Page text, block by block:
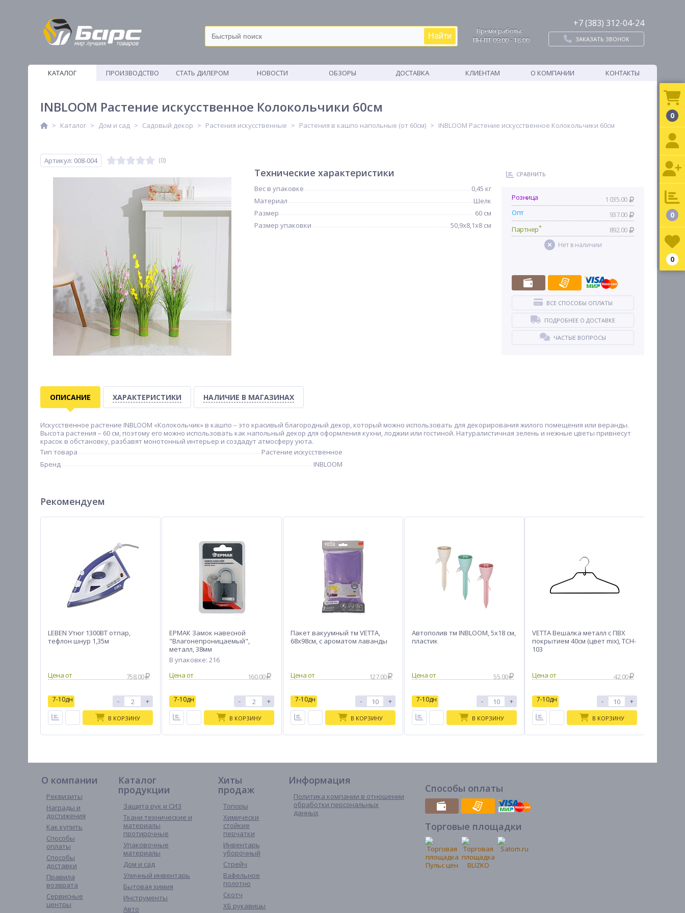
Найти
Время работы:
ПН-ПТ 09:00 - 18:00
+7 (383) 312-04-24
ЗАКАЗАТЬ ЗВОНОК
КАТАЛОГ
ПРОИЗВОДСТВО
СТАТЬ ДИЛЕРОМ НОВОСТИ ОБЗОРЫ ДОСТАВКА КЛИЕНТАМ О КОМПАНИИ КОНТАКТЫ
INBLOOM Растение искусственное Колокольчики 60см
Каталог Дом и сад Садовый декор Растения искусственные Растения в кашпо напольные (от 60см) INBLOOM Растение искусственное Колокольчики 60см
Артикул: 008-004 (0)
Технические характеристики
Вес в упаковке
0,45 кг
Материал
Шелк
Размер
60 см
Размер упаковки
50,9х8,1х8 см
СРАВНИТЬ
Розница
1 035.00
Опт
937.00
Партнер* 892.00
Нет в наличии
ВСЕ СПОСОБЫ ОПЛАТЫ
ПОДРОБНЕЕ О ДОСТАВКЕ
ЧАСТЫЕ ВОПРОСЫ
ОПИСАНИЕ ХАРАКТЕРИСТИКИ НАЛИЧИЕ В МАГАЗИНАХ
Искусственное растение INBLOOM «Колокольчик» в кашпо – это красивый благородный декор, который можно использовать для декорирования жилого помещения или веранды.
Высота растения – 60 см, поэтому его можно использовать как напольный декор для оформления кухни, лоджии или гостиной. Натуралистичная зелень и нежные цветы привнесут
красок в обстановку, разбавят монотонный интерьер и создадут атмосферу уюта.
Тип товара
Растение искусственное
Бренд
INBLOOM
Рекомендуем
LEBEN Утюг 1300ВТ отпар,
тефлон шнур 1,35м
758.00
7-10дн - +
В КОРЗИНУ
ЕРМАК Замок навесной
"Влагонепроницаемый",
металл, 38мм
В упаковке: 216
160.00
7-10дн - +
В КОРЗИНУ
Пакет вакуумный тм VETTA,
68х98см, с ароматом лаванды
127.00
7-10дн - +
В КОРЗИНУ
Автополив тм INBLOOM, 5х18 см,
пластик
55.00
7-10дн - +
В КОРЗИНУ
VETTA Вешалка металл с ПВХ
покрытием 40см (цвет mix), TCH-
103
42.00
7-10дн - +
В КОРЗИНУ
О компании
Реквизиты
Награды и
достижения
Как купить
Способы
оплаты
Способы
доставки
Правила
возврата
Сервисные
центры
Каталог
продукции
Защита рук и СИЗ
Ткани технические и
материалы
протирочные
Упаковочные
материалы
Дом и сад
Уличный инвентарь
Бытовая химия
Инструменты
Авто
Хиты
продаж
Топоры
Химически
стойкие
перчатки
Инвентарь
уборочный
Стрейч
Вафельное
полотно
Скотч
ХБ рукавицы
Информация
Политика компании в отношении
обработки персональных
данных
Способы оплаты
Торговые площадки
0
0
0